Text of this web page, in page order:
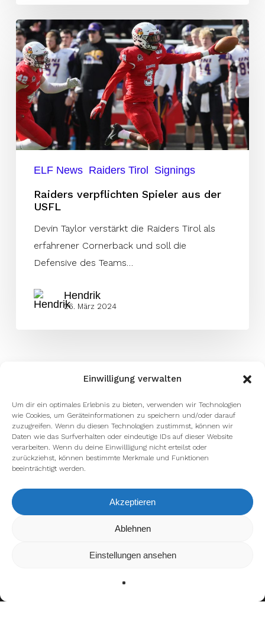
Einwilligung verwalten
Um dir ein optimales Erlebnis zu bieten, verwenden wir Technologien
wie Cookies, um Geräteinformationen zu speichern und/oder darauf
zuzugreifen. Wenn du diesen Technologien zustimmst, können wir
Daten wie das Surfverhalten oder eindeutige IDs auf dieser Website
verarbeiten. Wenn du deine Einwillligung nicht erteilst oder
zurückziehst, können bestimmte Merkmale und Funktionen
beeinträchtigt werden.
Akzeptieren
Ablehnen
Einstellungen ansehen
Raiders
verpflichten
Spieler
aus
der
USFL
ELF News Raiders Tirol Signings
Raiders verpflichten Spieler aus der
USFL
Devin Taylor verstärkt die Raiders Tirol als
erfahrener Cornerback und soll die
Defensive des Teams…
Hendrik
26. März 2024
Wir verwenden Cookies, um dir die bestmögliche Erfahrung auf
kannst du erfahren, welche Cookies wir
verwenden oder sie ausschalten.